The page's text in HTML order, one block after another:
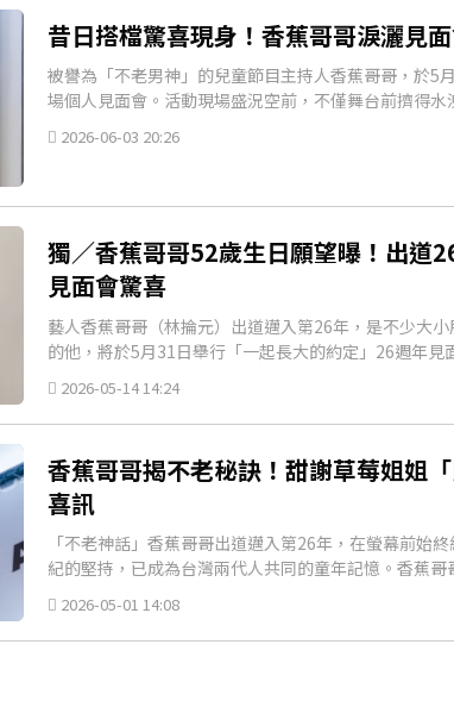
昔日搭檔驚喜現身！香蕉哥哥淚灑見
被譽為「不老男神」的兒童節目主持人香蕉哥哥，於5
場個人見面會。活動現場盛況空前，不僅舞台前擠得
2026-06-03 20:26
獨／香蕉哥哥52歲生日願望曝！出道
見面會驚喜
藝人香蕉哥哥（林掄元）出道邁入第26年，是不少大
的他，將於5月31日舉行「一起長大的約定」26週年見
2026-05-14 14:24
香蕉哥哥揭不老秘訣！甜謝草莓姐姐
喜訊
「不老神話」香蕉哥哥出道邁入第26年，在螢幕前始
紀的堅持，已成為台灣兩代人共同的童年記憶。香蕉
2026-05-01 14:08